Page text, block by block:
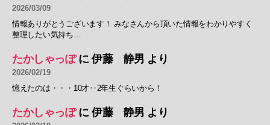
2026/03/09
情報ありがとうございます！ みなさんから頂いた情報をわかりやすく
整理したい気持ち…
たかしゃっぽに 伊藤 静男 より
2026/02/19
憶えたのは・・・10才‥2年生ぐらいから！
たかしゃっぽに 伊藤 静男 より